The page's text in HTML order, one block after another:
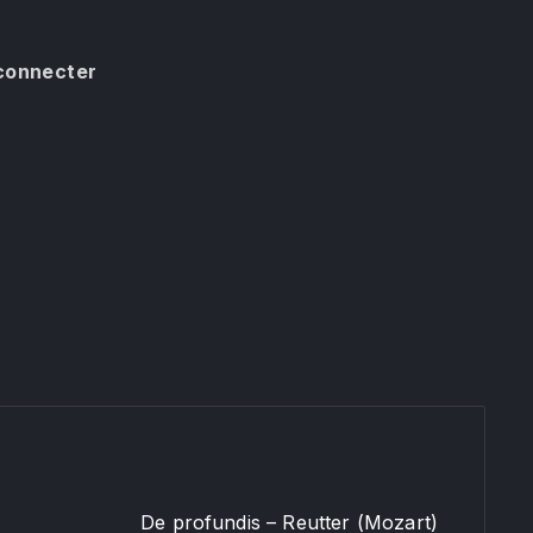
De profundis – Reutter (Mozart)